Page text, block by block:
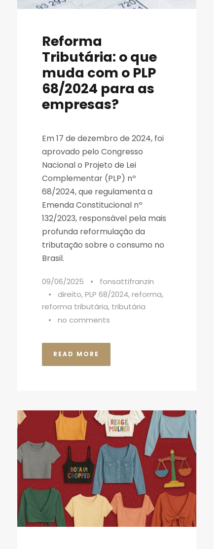
Reforma
Tributária: o que
muda com o PLP
68/2024 para as
empresas?
Em 17 de dezembro de 2024, foi
aprovado pelo Congresso
Nacional o Projeto de Lei
Complementar (PLP) nº
68/2024, que regulamenta a
Emenda Constitucional nº
132/2023, responsável pela mais
profunda reformulação da
tributação sobre o consumo no
Brasil.
09/06/2025 •
fonsattifranzin
•
direito,PLP 68/2024,reforma,
reforma tributária, tributária
•
no comments
READ MORE